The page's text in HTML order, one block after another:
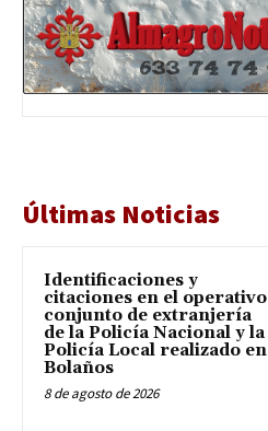
Últimas Noticias
Identificaciones y
citaciones en el operativo
conjunto de extranjería
de la Policía Nacional y la
Policía Local realizado en
Bolaños
8 de agosto de 2026